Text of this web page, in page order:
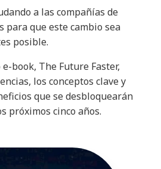
a las compañías de
para que este cambio sea
posible.
book, The Future Faster,
los conceptos clave y
que se desbloquearán
próximos cinco años.